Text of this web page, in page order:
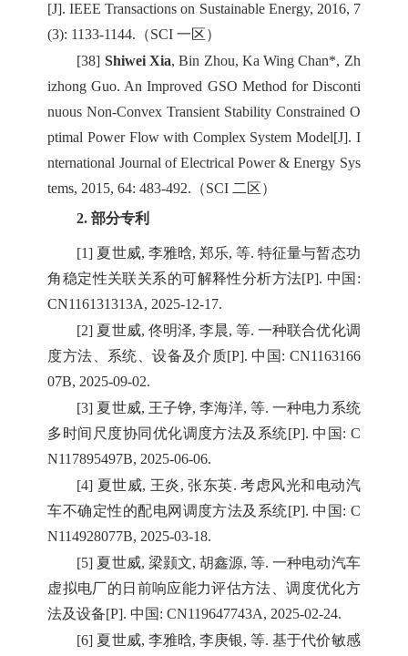
[J]. IEEE Transactions on Sustainable Energy, 2016, 7
(3): 1133-1144.（SCI 一区）
[38] Shiwei Xia, Bin Zhou, Ka Wing Chan*, Zh
izhong Guo. An Improved GSO Method for Disconti
nuous Non-Convex Transient Stability Constrained O
ptimal Power Flow with Complex System Model[J]. I
nternational Journal of Electrical Power & Energy Sys
tems, 2015, 64: 483-492.（SCI 二区）
2. 部分专利
[1] 夏世威, 李雅晗, 郑乐, 等. 特征量与暂态功
角稳定性关联关系的可解释性分析方法[P]. 中国:
CN116131313A, 2025-12-17.
[2] 夏世威, 佟明泽, 李晨, 等. 一种联合优化调
度方法、系统、设备及介质[P]. 中国: CN1163166
07B, 2025-09-02.
[3] 夏世威, 王子铮, 李海洋, 等. 一种电力系统
多时间尺度协同优化调度方法及系统[P]. 中国: C
N117895497B, 2025-06-06.
[4] 夏世威, 王炎, 张东英. 考虑风光和电动汽
车不确定性的配电网调度方法及系统[P]. 中国: C
N114928077B, 2025-03-18.
[5] 夏世威, 梁颢文, 胡鑫源, 等. 一种电动汽车
虚拟电厂的日前响应能力评估方法、调度优化方
法及设备[P]. 中国: CN119647743A, 2025-02-24.
[6] 夏世威, 李雅晗, 李庚银, 等. 基于代价敏感